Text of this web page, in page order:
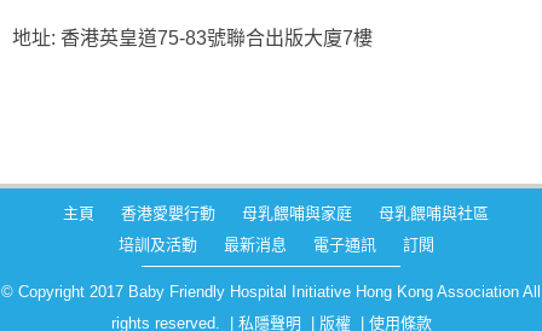
地址: 香港英皇道75-83號聯合出版大廈7樓
主頁 香港愛嬰行動 母乳餵哺與家庭
母乳餵哺與社區
培訓及活動
最新消息 電子通訊 訂閱
© Copyright 2017 Baby Friendly Hospital Initiative Hong Kong Association All
rights reserved. | 私隱聲明 版權| 使用條款